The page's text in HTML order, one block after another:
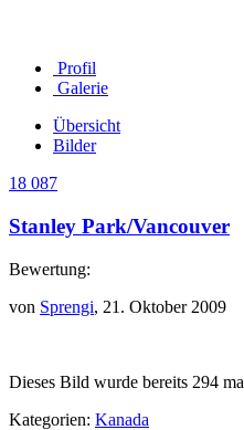
Profil
Galerie
Übersicht
Bilder
18 087
Stanley Park/Vancouver
Bewertung:
von Sprengi, 21. Oktober 2009
Dieses Bild wurde bereits 294
Kategorien: Kanada